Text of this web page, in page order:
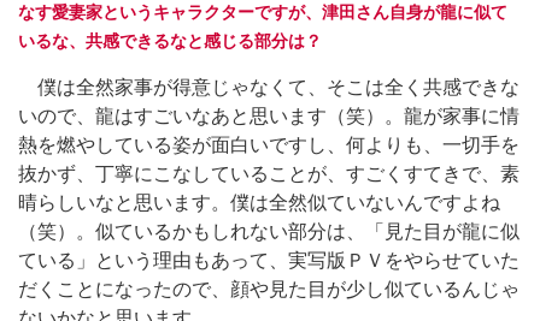
なす愛妻家というキャラクターですが、津田さん自身が龍に似て
いるな、共感できるなと感じる部分は？
僕は全然家事が得意じゃなくて、そこは全く共感できな
いので、龍はすごいなあと思います（笑）。龍が家事に情
熱を燃やしている姿が面白いですし、何よりも、一切手を
抜かず、丁寧にこなしていることが、すごくすてきで、素
晴らしいなと思います。僕は全然似ていないんですよね
（笑）。似ているかもしれない部分は、「見た目が龍に似
ている」という理由もあって、実写版ＰＶをやらせていた
だくことになったので、顔や見た目が少し似ているんじゃ